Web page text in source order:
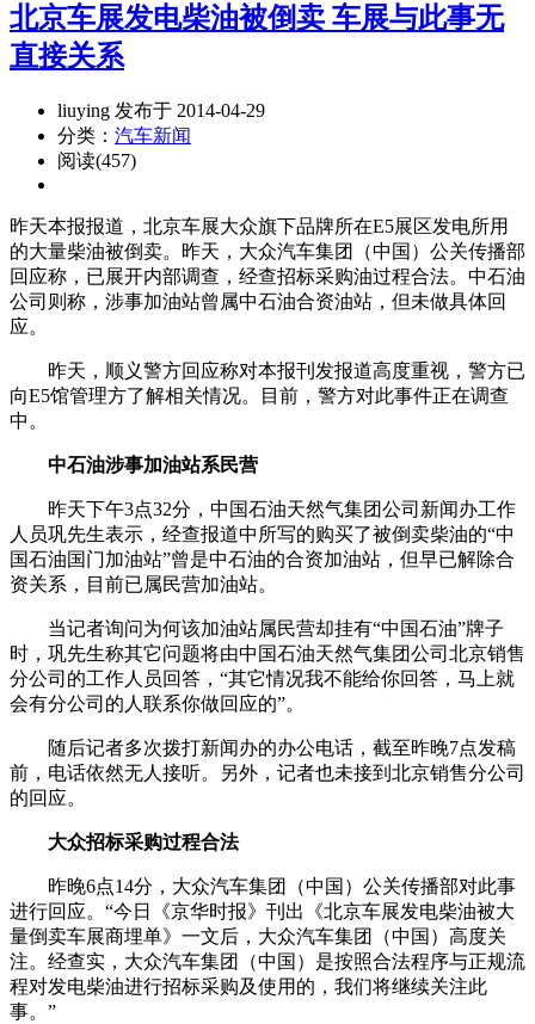
北京车展发电柴油被倒卖 车展与此事无
直接关系
liuying 发布于 2014-04-29
分类： 汽车新闻
阅读(457)
昨天本报报道，北京车展大众旗下品牌所在E5展区发电所用
的大量柴油被倒卖。昨天，大众汽车集团（中国）公关传播部
回应称，已展开内部调查，经查招标采购油过程合法。中石油
公司则称，涉事加油站曾属中石油合资油站，但未做具体回
应。
昨天，顺义警方回应称对本报刊发报道高度重视，警方已
向E5馆管理方了解相关情况。目前，警方对此事件正在调查
中。
中石油涉事加油站系民营
昨天下午3点32分，中国石油天然气集团公司新闻办工作
人员巩先生表示，经查报道中所写的购买了被倒卖柴油的“中
国石油国门加油站”曾是中石油的合资加油站，但早已解除合
资关系，目前已属民营加油站。
当记者询问为何该加油站属民营却挂有“中国石油”牌子
时，巩先生称其它问题将由中国石油天然气集团公司北京销售
分公司的工作人员回答，“其它情况我不能给你回答，马上就
会有分公司的人联系你做回应的”。
随后记者多次拨打新闻办的办公电话，截至昨晚7点发稿
前，电话依然无人接听。另外，记者也未接到北京销售分公司
的回应。
大众招标采购过程合法
昨晚6点14分，大众汽车集团（中国）公关传播部对此事
进行回应。“今日《京华时报》刊出《北京车展发电柴油被大
量倒卖车展商埋单》一文后，大众汽车集团（中国）高度关
注。经查实，大众汽车集团（中国）是按照合法程序与正规流
程对发电柴油进行招标采购及使用的，我们将继续关注此
事。”